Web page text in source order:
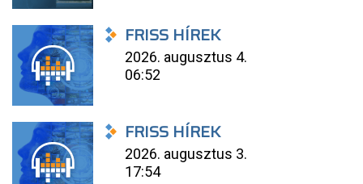
FRISS HÍREK
2026. augusztus 4.
06:52
FRISS HÍREK
2026. augusztus 3.
17:54